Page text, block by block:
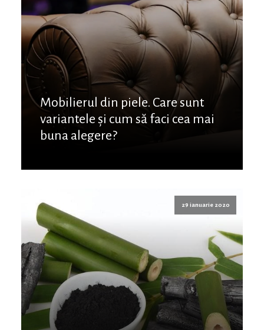
Mobilierul din piele. Care sunt
variantele și cum să faci cea mai
buna alegere?
29 ianuarie 2020